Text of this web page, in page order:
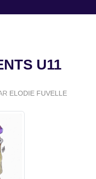
U11
ELODIE FUVELLE